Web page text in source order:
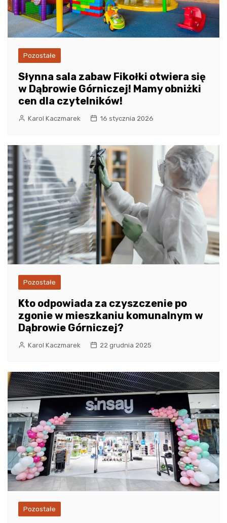
Pozostałe
Słynna sala zabaw Fikołki otwiera się
w Dąbrowie Górniczej! Mamy obniżki
cen dla czytelników!
Karol Kaczmarek 16 stycznia 2026
Pozostałe
Kto odpowiada za czyszczenie po
zgonie w mieszkaniu komunalnym w
Dąbrowie Górniczej?
Karol Kaczmarek 22 grudnia 2025
Pozostałe